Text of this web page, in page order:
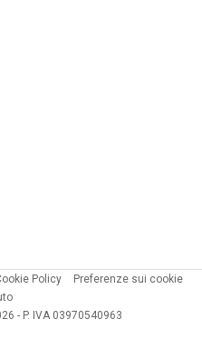
Policy
Preferenze sui cookie
- P. IVA 03970540963